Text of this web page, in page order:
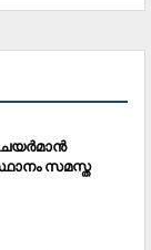
സമസ്ത